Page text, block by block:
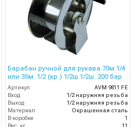
Барабан ручной для рукава 70м.1/4
или 35м. 1/2 (кр.) 1/2ш.1/2ш. 200 бар
Артикул
AVM 9811 FE
Вход
1/2 наружняя резьба
Выход
1/2 наружняя резьба
Материал
Окрашенная сталь
В коробке
1